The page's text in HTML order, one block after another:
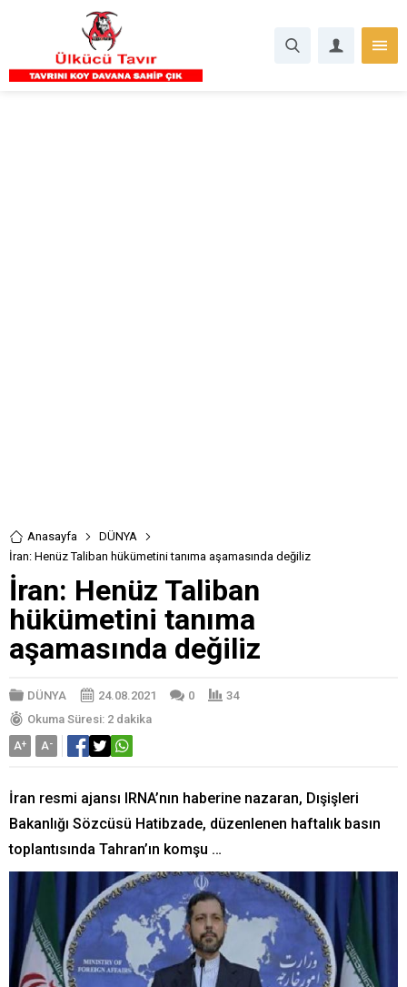
Anasayfa
DÜNYA
İran: Henüz Taliban hükümetini tanıma aşamasında değiliz
İran: Henüz Taliban
hükümetini tanıma
aşamasında değiliz
DÜNYA 24.08.2021 0
34
Okuma Süresi: 2 dakika
A+ A-
İran resmi ajansı IRNA’nın haberine nazaran, Dışişleri
Bakanlığı Sözcüsü Hatibzade, düzenlenen haftalık basın
toplantısında Tahran’ın komşu …